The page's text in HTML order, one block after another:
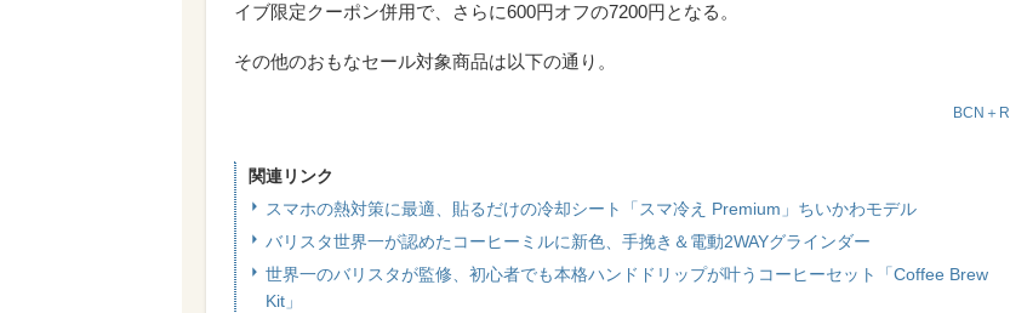
イブ限定クーポン併用で、さらに600円オフの7200円となる。
その他のおもなセール対象商品は以下の通り。
BCN＋R
関連リンク
スマホの熱対策に最適、貼るだけの冷却シート「スマ冷え Premium」ちいかわモデル
バリスタ世界一が認めたコーヒーミルに新色、手挽き＆電動2WAYグラインダー
世界一のバリスタが監修、初心者でも本格ハンドドリップが叶うコーヒーセット「Coffee Brew
Kit」